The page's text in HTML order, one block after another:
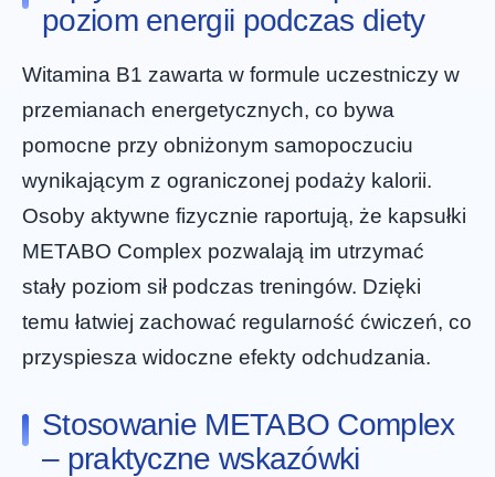
poziom energii podczas diety
Witamina B1 zawarta w formule uczestniczy w
przemianach energetycznych, co bywa
pomocne przy obniżonym samopoczuciu
wynikającym z ograniczonej podaży kalorii.
Osoby aktywne fizycznie raportują, że kapsułki
METABO Complex pozwalają im utrzymać
stały poziom sił podczas treningów. Dzięki
temu łatwiej zachować regularność ćwiczeń, co
przyspiesza widoczne efekty odchudzania.
Stosowanie METABO Complex
– praktyczne wskazówki